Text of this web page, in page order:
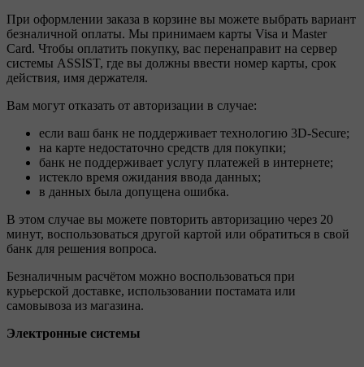
При оформлении заказа в корзине вы можете выбрать вариант
безналичной оплаты. Мы принимаем карты Visa и Master
Card. Чтобы оплатить покупку, вас перенаправит на сервер
системы ASSIST, где вы должны ввести номер карты, срок
действия, имя держателя.
Вам могут отказать от авторизации в случае:
если ваш банк не поддерживает технологию 3D-Secure;
на карте недостаточно средств для покупки;
банк не поддерживает услугу платежей в интернете;
истекло время ожидания ввода данных;
в данных была допущена ошибка.
В этом случае вы можете повторить авторизацию через 20
минут, воспользоваться другой картой или обратиться в свой
банк для решения вопроса.
Безналичным расчётом можно воспользоваться при
курьерской доставке, использовании постамата или
самовывоза из магазина.
Электронные системы